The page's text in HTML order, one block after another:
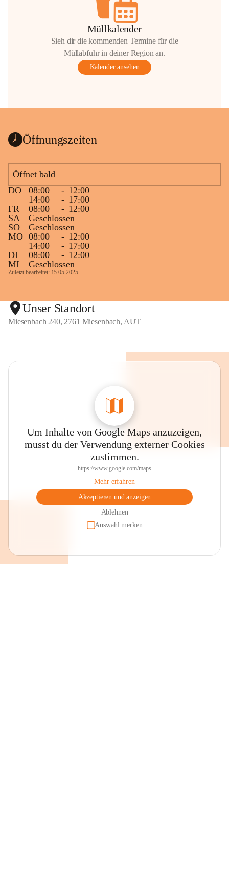
Müllkalender
Sieh dir die kommenden Termine für die
Müllabfuhr in deiner Region an.
Kalender ansehen
Öffnungszeiten
Öffnet bald
DO
08:00 - 12:00
14:00
- 17:00
FR
08:00 - 12:00
SA
Geschlossen
SO
Geschlossen
MO 08:00 - 12:00
14:00
- 17:00
DI
08:00 - 12:00
MI
Geschlossen
Zuletzt bearbeitet: 15.05.2025
Unser Standort
Miesenbach 240, 2761 Miesenbach, AUT
Um Inhalte von Google Maps anzuzeigen,
musst du der Verwendung externer Cookies
zustimmen.
https://www.google.com/maps
Mehr erfahren
Akzeptieren und anzeigen
Ablehnen
Auswahl merken